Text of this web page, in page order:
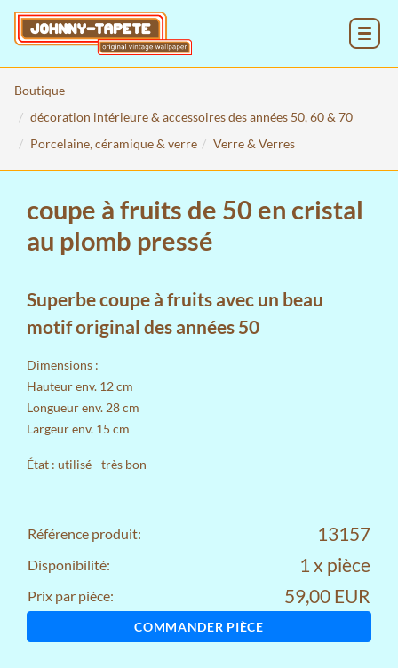
Boutique
décoration intérieure & accessoires des années 50, 60 & 70
Porcelaine, céramique & verre
Verre & Verres
coupe à fruits de 50 en cristal
au plomb pressé
Superbe coupe à fruits avec un beau
motif original des années 50
Dimensions :
Hauteur env. 12 cm
Longueur env. 28 cm
Largeur env. 15 cm
État : utilisé - très bon
Référence produit: 13157
Disponibilité: 1 x pièce
Prix par pièce: 59,00 EUR
COMMANDER PIÈCE